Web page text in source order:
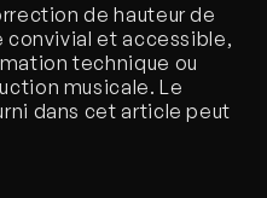
de hauteur de
convivial et accessible,
technique ou
musicale. Le
dans cet article peut